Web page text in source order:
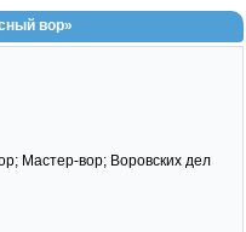
вор»
Мастер-вор; Воровских дел